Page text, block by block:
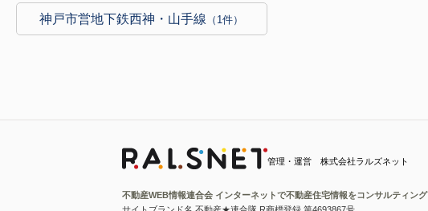
神戸市営地下鉄西神・山手線 （1件）
管理・運営 株式会社ラルズネット
不動産WEB情報連合会 インターネットで不動産住宅情報をコンサルティング